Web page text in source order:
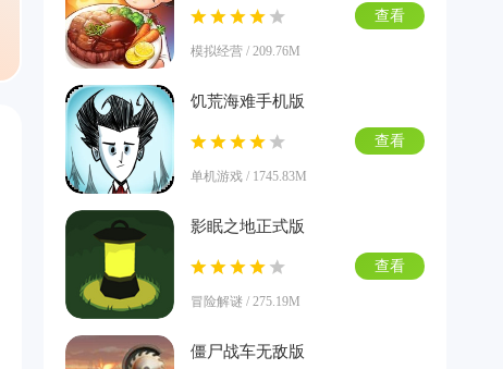
模拟经营 / 209.76M
查看
饥荒海难手机版
单机游戏 / 1745.83M
查看
影眠之地正式版
冒险解谜 / 275.19M
查看
僵尸战车无敌版